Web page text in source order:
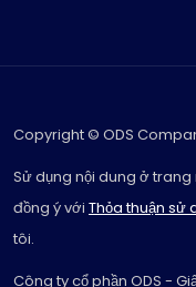
Copyright © ODS
Sử dụng nội dung ở trang
đồng ý với Thỏa thuận sử
tôi.
Công ty cổ phần ODS -